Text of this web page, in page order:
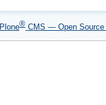
Plone® CMS — Open Source